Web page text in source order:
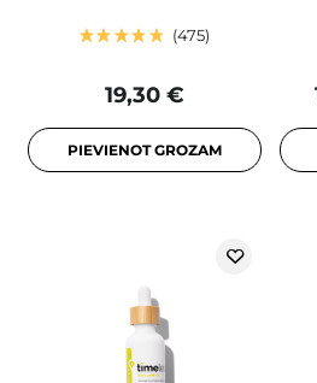
475
19,30 €
PIEVIENOT GROZAM